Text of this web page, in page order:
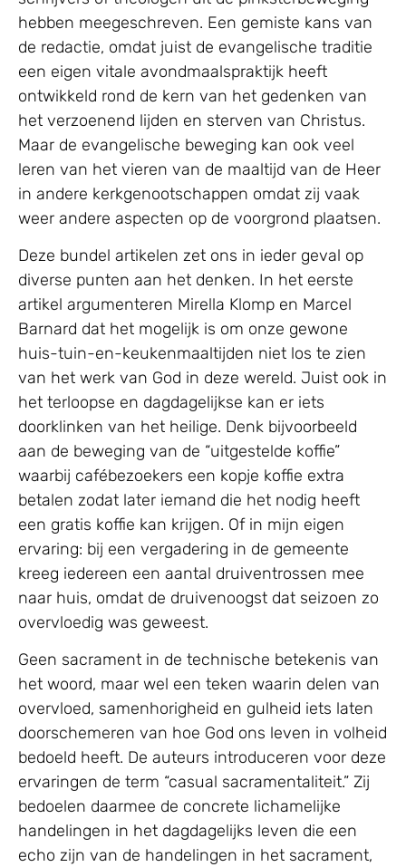
hebben meegeschreven. Een gemiste kans van
de redactie, omdat juist de evangelische traditie
een eigen vitale avondmaalspraktijk heeft
ontwikkeld rond de kern van het gedenken van
het verzoenend lijden en sterven van Christus.
Maar de evangelische beweging kan ook veel
leren van het vieren van de maaltijd van de Heer
in andere kerkgenootschappen omdat zij vaak
weer andere aspecten op de voorgrond plaatsen.
Deze bundel artikelen zet ons in ieder geval op
diverse punten aan het denken. In het eerste
artikel argumenteren Mirella Klomp en Marcel
Barnard dat het mogelijk is om onze gewone
huis-tuin-en-keukenmaaltijden niet los te zien
van het werk van God in deze wereld. Juist ook in
het terloopse en dagdagelijkse kan er iets
doorklinken van het heilige. Denk bijvoorbeeld
aan de beweging van de “uitgestelde koffie”
waarbij cafébezoekers een kopje koffie extra
betalen zodat later iemand die het nodig heeft
een gratis koffie kan krijgen. Of in mijn eigen
ervaring: bij een vergadering in de gemeente
kreeg iedereen een aantal druiventrossen mee
naar huis, omdat de druivenoogst dat seizoen zo
overvloedig was geweest.
Geen sacrament in de technische betekenis van
het woord, maar wel een teken waarin delen van
overvloed, samenhorigheid en gulheid iets laten
doorschemeren van hoe God ons leven in volheid
bedoeld heeft. De auteurs introduceren voor deze
ervaringen de term “casual sacramentaliteit.” Zij
bedoelen daarmee de concrete lichamelijke
handelingen in het dagdagelijks leven die een
echo zijn van de handelingen in het sacrament,